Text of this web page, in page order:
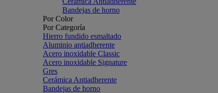
Bandejas de horno
Por Color
Por Categoría
Hierro fundido esmaltado
Aluminio antiadherente
Acero inoxidable Classic
Acero inoxidable Signature
Gres
Cerámica Antiadherente
Bandejas de horno